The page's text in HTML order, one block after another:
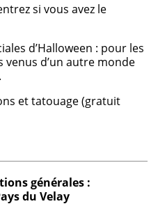
si vous avez le
d’Halloween : pour les
venus d’un autre monde
et tatouage (gratuit
générales :
du Velay